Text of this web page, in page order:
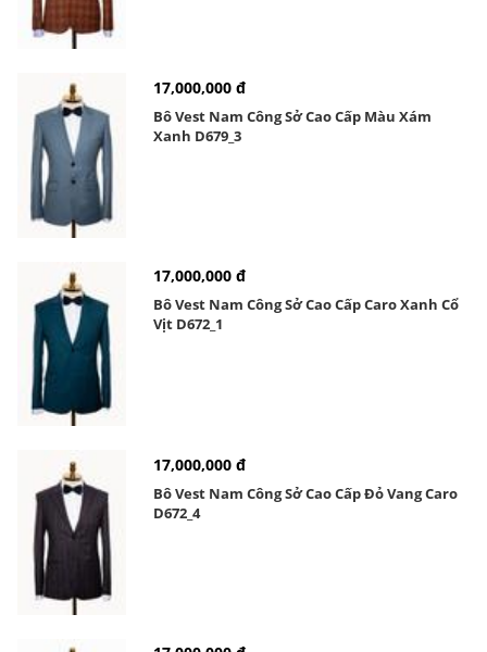
17,000,000 đ
Bô Vest Nam Công Sở Cao Cấp Màu Xám
Xanh D679_3
17,000,000 đ
Bô Vest Nam Công Sở Cao Cấp Caro Xanh Cổ
Vịt D672_1
17,000,000 đ
Bô Vest Nam Công Sở Cao Cấp Đỏ Vang Caro
D672_4